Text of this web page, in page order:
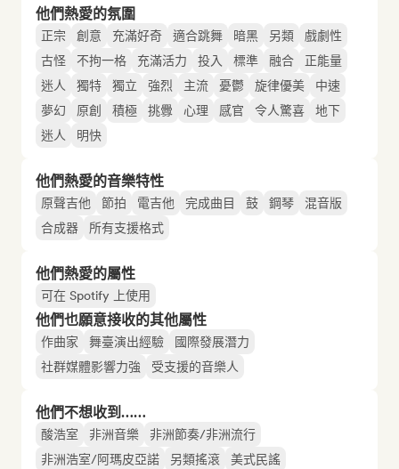
他們熱愛的氛圍
正宗 創意 充滿好奇 適合跳舞 暗黑 另類
戲劇性
古怪
不拘一格 充滿活力 投入 標準 融合
正能量
迷人
獨特 獨立 強烈 主流 憂鬱 旋律優美
中速
夢幻
原創 積極 挑釁 心理 感官 令人驚喜
地下
迷人
明快
他們熱愛的音樂特性
原聲吉他 節拍 電吉他 完成曲目 鼓 鋼琴
混音版
合成器
所有支援格式
他們熱愛的屬性
可在 Spotify 上使用
他們也願意接收的其他屬性
作曲家 舞臺演出經驗
國際發展潛力
社群媒體影響力強
受支援的音樂人
他們不想收到……
酸浩室 非洲音樂
非洲節奏/非洲流行
非洲浩室/阿瑪皮亞諾
另類搖滾 美式民謠